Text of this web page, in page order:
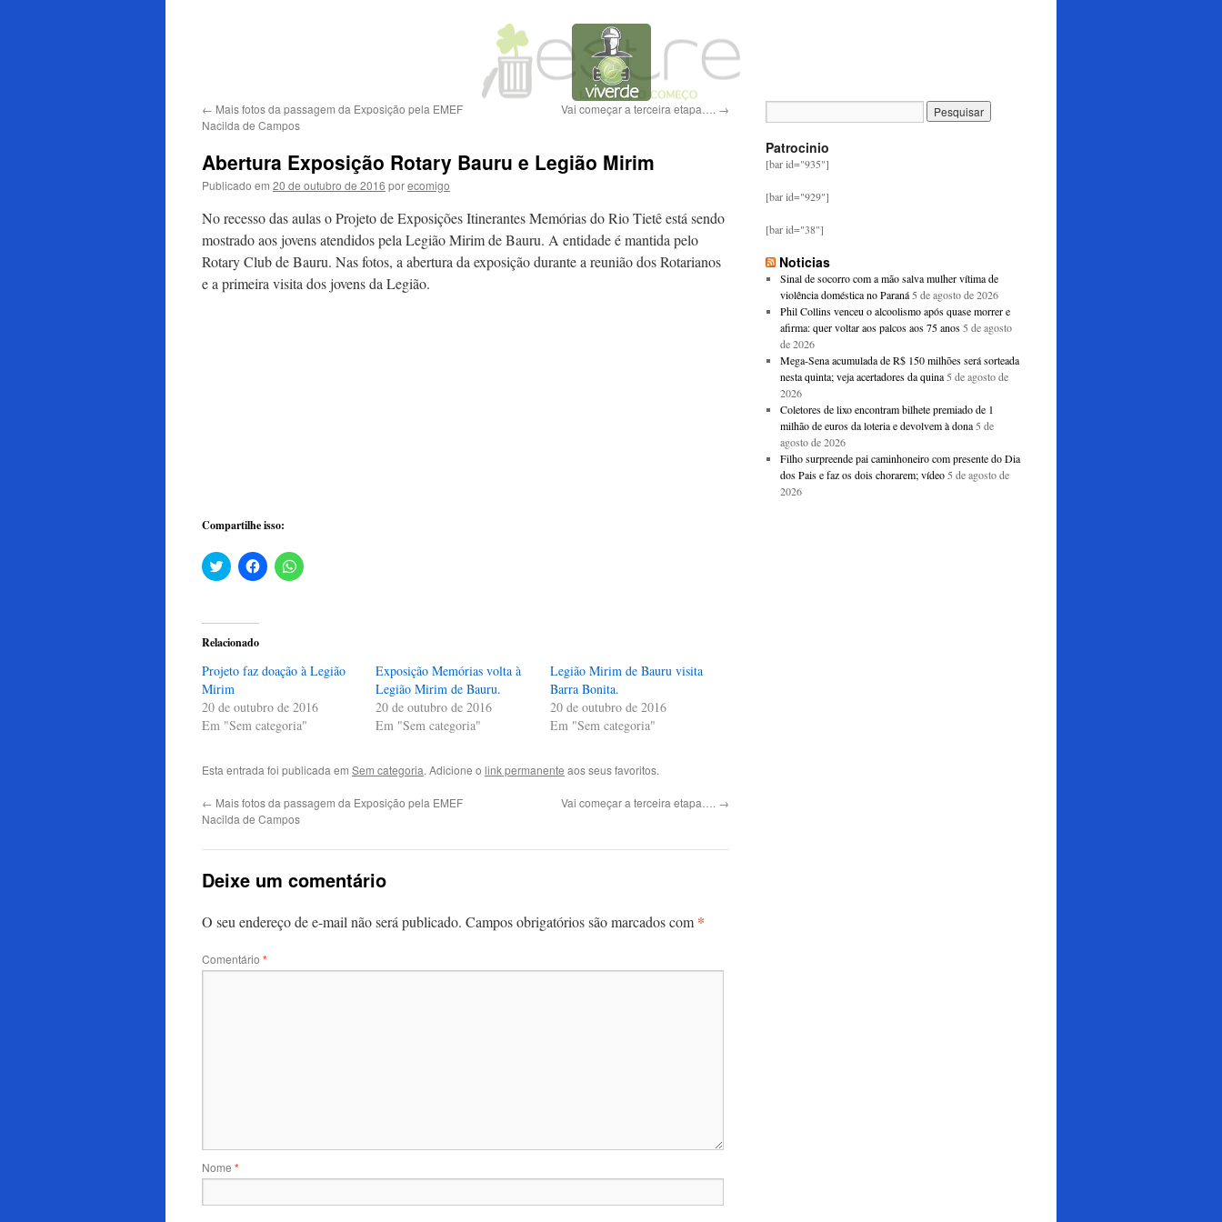
← Mais fotos da passagem da Exposição pela EMEF
Nacilda de Campos
Vai começar a terceira etapa…. →
Abertura Exposição Rotary Bauru e Legião Mirim
Publicado em 20 de outubro de 2016 porecomigo
No recesso das aulas o Projeto de Exposições Itinerantes Memórias do Rio Tietê está sendo
mostrado aos jovens atendidos pela Legião Mirim de Bauru. A entidade é mantida pelo
Rotary Club de Bauru. Nas fotos, a abertura da exposição durante a reunião dos Rotarianos
e a primeira visita dos jovens da Legião.
Compartilhe isso:
Clique
para
em
nova
janela)
Clique
para
Clique
para
Relacionado
Projeto faz doação à Legião
Mirim
20 de outubro de 2016
Em "Sem categoria"
Exposição Memórias volta à
Legião Mirim de Bauru.
20 de outubro de 2016
Em "Sem categoria"
Legião Mirim de Bauru visita
Barra Bonita.
20 de outubro de 2016
Em "Sem categoria"
Esta entrada foi publicada em Sem categoria. Adicione o link permanente aos seus favoritos.
← Mais fotos da passagem da Exposição pela EMEF
Nacilda de Campos
Vai começar a terceira etapa…. →
Deixe um comentário
O seu endereço de e-mail não será publicado. Campos obrigatórios são marcados com *
Comentário *
Nome *
Patrocinio
[bar id="935"]
[bar id="929"]
[bar id="38"]
Noticias
Sinal de socorro com a mão salva mulher vítima de
violência doméstica no Paraná 5 de agosto de 2026
Phil Collins venceu o alcoolismo após quase morrer e
afirma: quer voltar aos palcos aos 75 anos 5 de agosto
de 2026
Mega-Sena acumulada de R$ 150 milhões será sorteada
nesta quinta; veja acertadores da quina 5 de agosto de
2026
Coletores de lixo encontram bilhete premiado de 1
milhão de euros da loteria e devolvem à dona 5 de
agosto de 2026
Filho surpreende pai caminhoneiro com presente do Dia
dos Pais e faz os dois chorarem; vídeo 5 de agosto de
2026